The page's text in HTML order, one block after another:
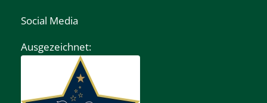
Social Media
Ausgezeichnet: